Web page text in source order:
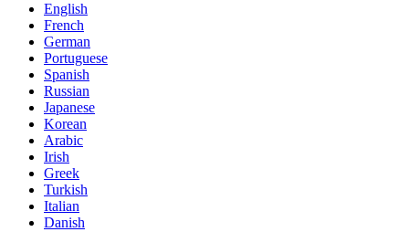
English
French
German
Portuguese
Spanish
Russian
Japanese
Korean
Arabic
Irish
Greek
Turkish
Italian
Danish